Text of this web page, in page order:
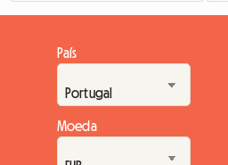
País
Moeda